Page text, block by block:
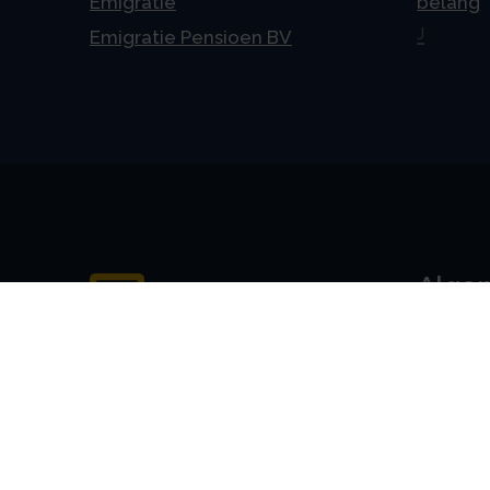
Emigratie Pensioen BV